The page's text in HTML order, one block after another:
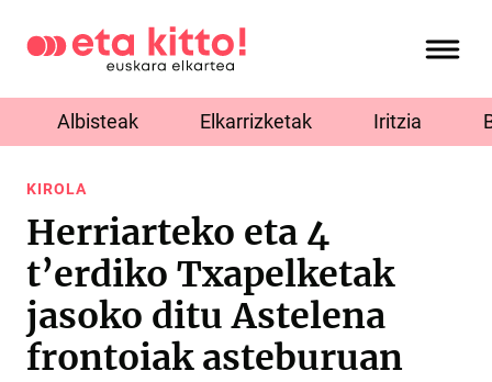
Albisteak Elkarrizketak Iritzia
KIROLA
Herriarteko eta 4
t’erdiko Txapelketak
jasoko ditu Astelena
frontoiak asteburuan